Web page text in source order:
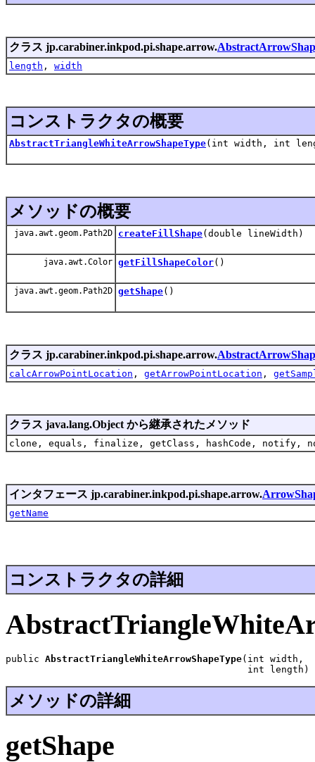
クラス jp.carabiner.inkpod.pi.shape.arrow.
length , width
コンストラクタの概要
AbstractTriangleWhiteArrowShapeType(int width, int
メソッドの概要
java.awt.geom.Path2D createFillShape(double lineWidth)
java.awt.Color getFillShapeColor()
java.awt.geom.Path2D getShape()
クラス jp.carabiner.inkpod.pi.shape.arrow.
calcArrowPointLocation , getArrowPointLocation ,
クラス java.lang.Object から継承されたメソッド
clone, equals, finalize, getClass, hashCode,
インタフェース jp.carabiner.inkpod.pi.shape.arrow.
getName
コンストラクタの詳細
public AbstractTriangleWhiteArrowShapeType(int width,
                                           int length)
メソッドの詳細
getShape